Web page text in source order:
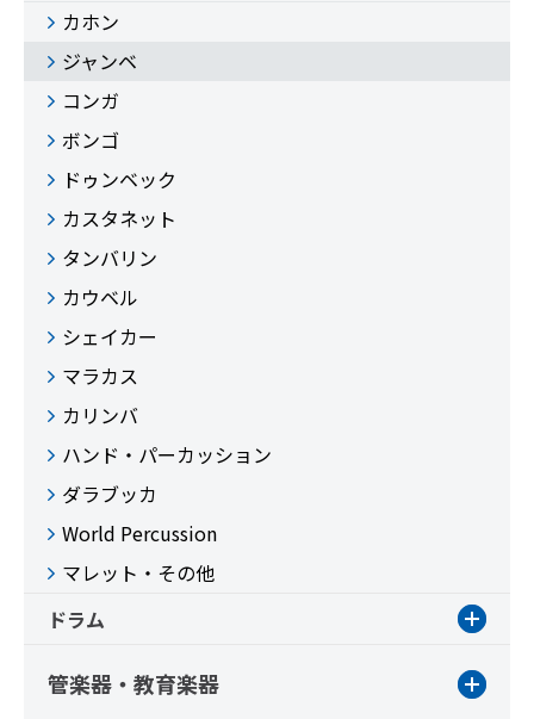
カホン
ジャンベ
コンガ
ボンゴ
ドゥンベック
カスタネット
タンバリン
カウベル
シェイカー
マラカス
カリンバ
ハンド・パーカッション
ダラブッカ
World Percussion
マレット・その他
ドラム
管楽器・教育楽器